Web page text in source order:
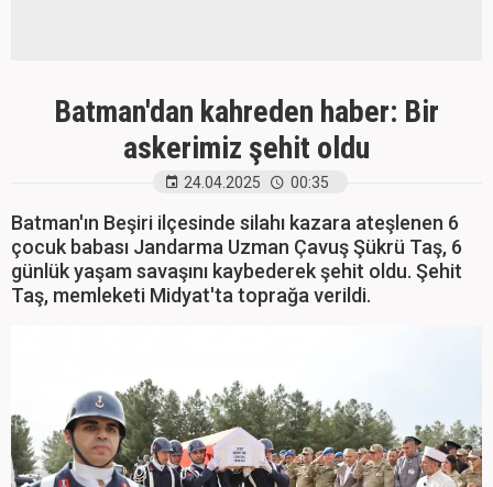
Batman'dan kahreden haber: Bir
askerimiz şehit oldu
24.04.2025 00:35
Batman'ın Beşiri ilçesinde silahı kazara ateşlenen 6
çocuk babası Jandarma Uzman Çavuş Şükrü Taş, 6
günlük yaşam savaşını kaybederek şehit oldu. Şehit
Taş, memleketi Midyat'ta toprağa verildi.